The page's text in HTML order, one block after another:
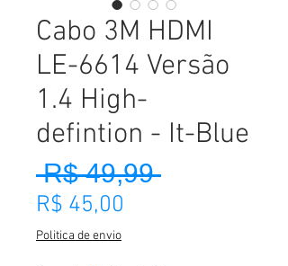
Cabo 3M HDMI
LE-6614 Versão
1.4 High-
defintion - It-Blue
R$ 49,99 Preço normal
R$ 45,00
Politica de envio